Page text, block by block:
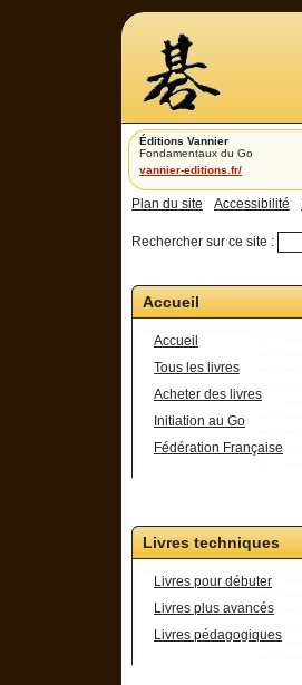
Éditions Vannier
Fondamentaux du Go
vannier-editions.fr/
Plan du site Accessibilité
Rechercher sur ce site :
Accueil
Accueil
Tous les livres
Acheter des livres
Initiation au Go
Fédération Française
Livres techniques
Livres pour débuter
Livres plus avancés
Livres pédagogiques